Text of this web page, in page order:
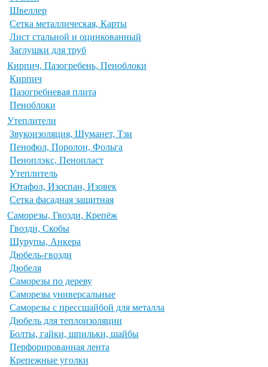
Швеллер
Сетка металлическая, Карты
Лист стальной и оцинкованный
Заглушки для труб
Кирпич, Пазогребень, Пеноблоки
Кирпич
Пазогребневая плита
Пеноблоки
Утеплители
Звукоизоляция, Шуманет, Тзи
Пенофол, Поролон, Фольга
Пеноплэкс, Пенопласт
Утеплитель
Ютафол, Изоспан, Изовек
Сетка фасадная защитная
Саморезы, Гвозди, Крепёж
Гвозди, Скобы
Шурупы, Анкера
Дюбель-гвозди
Дюбеля
Саморезы по дереву
Саморезы универсальные
Саморезы с прессшайбой для металла
Дюбель для теплоизоляции
Болты, гайки, шпильки, шайбы
Перфорированная лента
Крепежные уголки